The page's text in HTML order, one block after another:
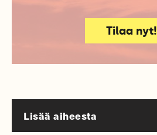
Tilaa nyt!
Lisää aiheesta